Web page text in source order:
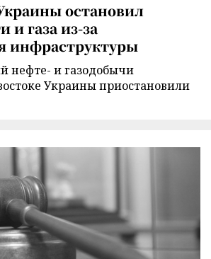
остановил
и газа из-за
инфраструктуры
нефте- и газодобычи
Украины приостановили